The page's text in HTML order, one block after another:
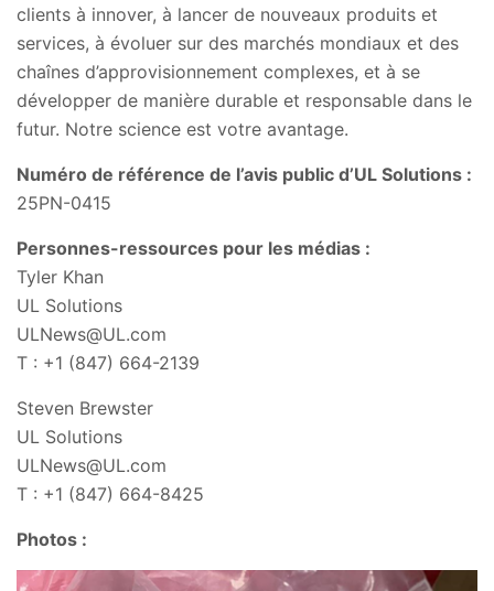
clients à innover, à lancer de nouveaux produits et
services, à évoluer sur des marchés mondiaux et des
chaînes d’approvisionnement complexes, et à se
développer de manière durable et responsable dans le
futur. Notre science est votre avantage.
Numéro de référence de l’avis public d’UL Solutions :
25PN-0415
Personnes-ressources pour les médias :
Tyler Khan
UL Solutions
ULNews@UL.com
T : +1 (847) 664-2139
Steven Brewster
UL Solutions
ULNews@UL.com
T : +1 (847) 664-8425
Photos :